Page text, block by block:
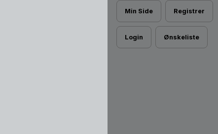
Min Side Registrer
Login Ønskeliste